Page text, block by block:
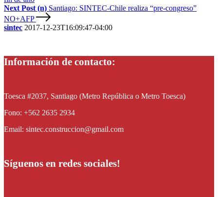
Next Post (n) Santiago: SINTEC-Chile realiza “pre-congreso”
NO+AFP
sintec 2017-12-23T16:09:47-04:00
Información de contacto:
Toesca #2037, Santiago (Metro República o Metro Toesca)
Fono: +562 2635 2934
Email: sintec.construccion@gmail.com
Síguenos en redes sociales!